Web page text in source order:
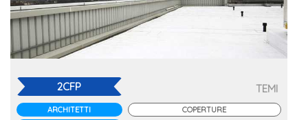
2CFP
ARCHITETTI
TEMI
COPERTURE